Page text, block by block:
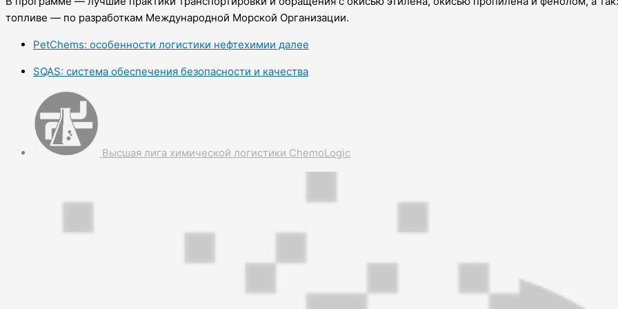
топливе — по разработкам Международной Морской Организации.
PetChems: особенности логистики нефтехимии далее
SQAS: система обеспечения безопасности и качества
Высшая лига химической логистики ChemoLogic